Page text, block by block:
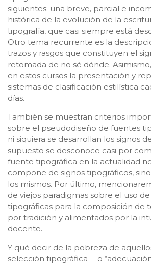
siguientes: una breve, parcial e
histórica de la evolución de la
tipografía, que casi siempre está
Otro tema recurrente es la
trazos y rasgos que constituyen el
retomada de no sé dónde.
en estos cursos la presentación y
sistemas de clasificación estilística
días.
También se muestran criterios
sobre el pseudodiseño de fuentes
ni siquiera se desarrollan los signos
supuesto se desconoce casi por
fuente tipográfica en la actualidad
compone de signos tipográficos,
los mismos. Por último,
de viejos paradigmas sobre el uso
tipográficas para la composición de
por tradición y alimentados por la
docente.
Y qué decir de la pobreza de
selección tipográfica —o